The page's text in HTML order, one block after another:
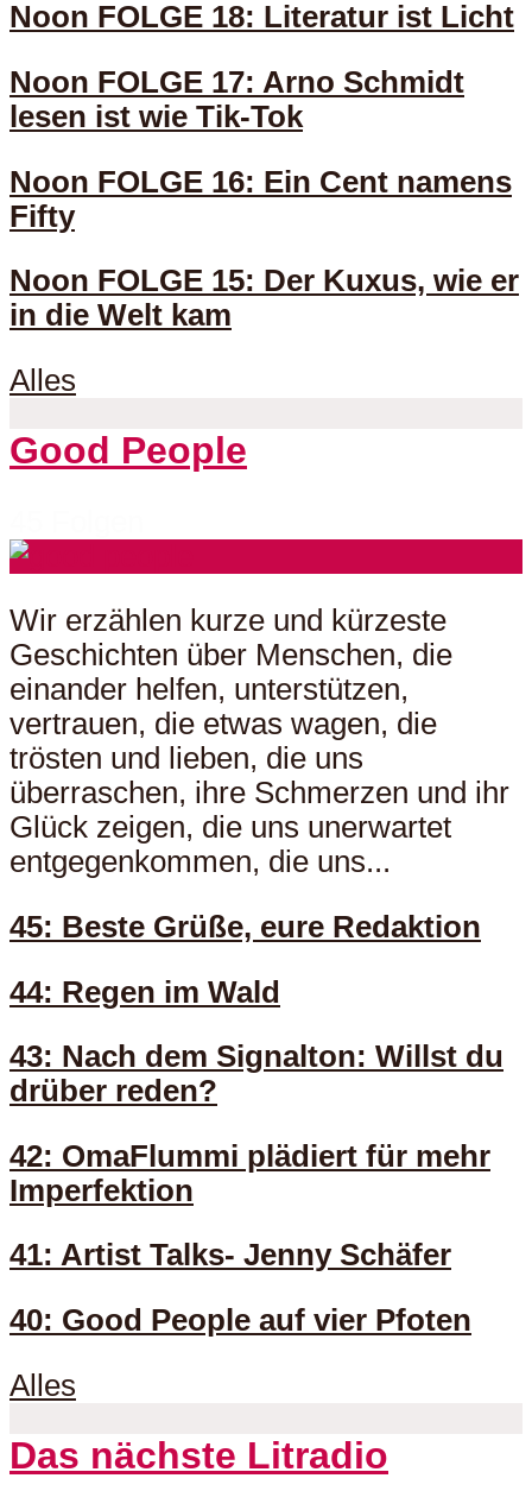
Noon FOLGE 18: Literatur ist Licht
Noon FOLGE 17: Arno Schmidt
lesen ist wie Tik-Tok
Noon FOLGE 16: Ein Cent namens
Fifty
Noon FOLGE 15: Der Kuxus, wie er
in die Welt kam
Alles
Good People
Wir erzählen kurze und kürzeste
Geschichten über Menschen, die
einander helfen, unterstützen,
vertrauen, die etwas wagen, die
trösten und lieben, die uns
überraschen, ihre Schmerzen und ihr
Glück zeigen, die uns unerwartet
entgegenkommen, die uns...
45: Beste Grüße, eure Redaktion
44: Regen im Wald
43: Nach dem Signalton: Willst du
drüber reden?
42: OmaFlummi plädiert für mehr
Imperfektion
41: Artist Talks- Jenny Schäfer
40: Good People auf vier Pfoten
Alles
Das nächste Litradio